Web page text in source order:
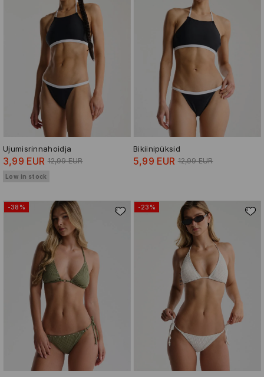
Ujumisrinnahoidja
3,99 EUR 12,99 EUR
Low in stock
Bikiinipüksid
5,99 EUR 12,99 EUR
-38% -23%